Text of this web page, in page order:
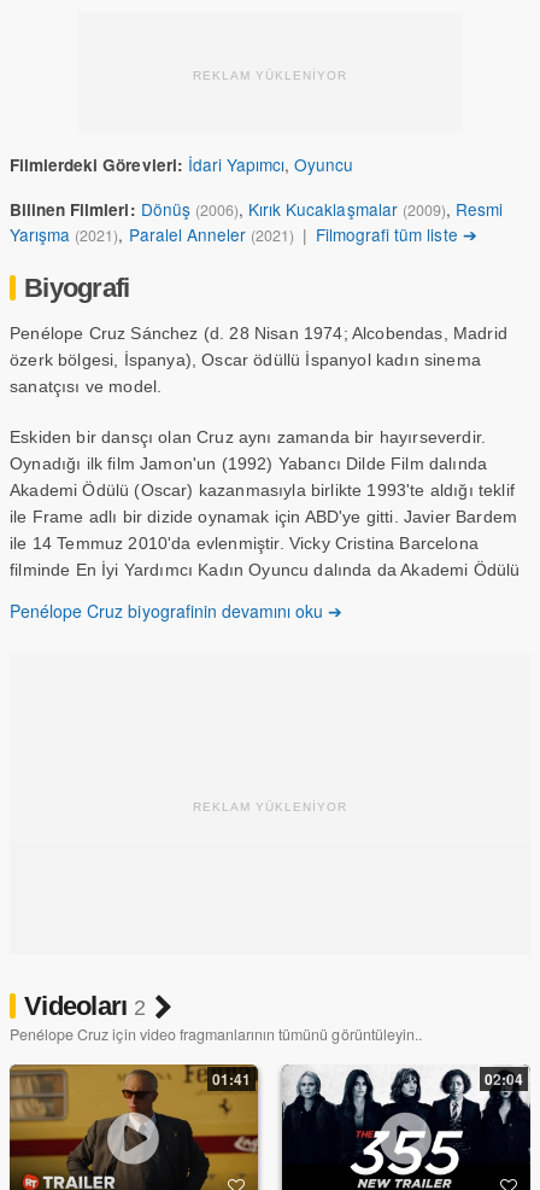
REKLAM YÜKLENİYOR
Filmlerdeki Görevleri: İdari Yapımcı,Oyuncu
Bilinen Filmleri: Dönüş (2006), Kırık Kucaklaşmalar (2009), Resmi
Yarışma (2021), Paralel Anneler (2021) | Filmografi tüm liste ➔
Biyografi
Penélope Cruz Sánchez (d. 28 Nisan 1974; Alcobendas, Madrid
özerk bölgesi, İspanya), Oscar ödüllü İspanyol kadın sinema
sanatçısı ve model.
Eskiden bir dansçı olan Cruz aynı zamanda bir hayırseverdir.
Oynadığı ilk film Jamon'un (1992) Yabancı Dilde Film dalında
Akademi Ödülü (Oscar) kazanmasıyla birlikte 1993'te aldığı teklif
ile Frame adlı bir dizide oynamak için ABD'ye gitti. Javier Bardem
ile 14 Temmuz 2010'da evlenmiştir. Vicky Cristina Barcelona
filminde En İyi Yardımcı Kadın Oyuncu dalında da Akademi Ödülü
üzerine Karayip Korsanları:Gizemli Denizlerde filminde Angelica
Penélope Cruz biyografinin devamını oku ➔
REKLAM YÜKLENİYOR
Videoları 2
Penélope Cruz için video fragmanlarının tümünü görüntüleyin..
01:41 02:04